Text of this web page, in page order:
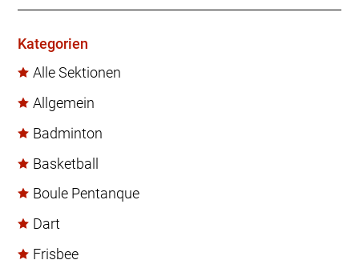
Kategorien
Alle Sektionen
Allgemein
Badminton
Basketball
Boule Pentanque
Dart
Frisbee